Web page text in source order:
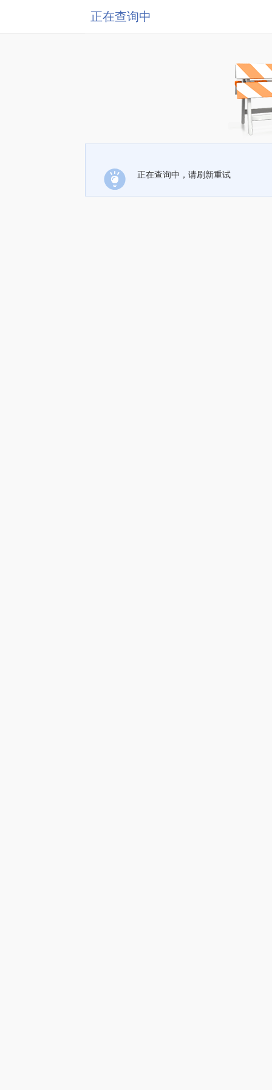
正在查询中
正在查询中，请刷新重试